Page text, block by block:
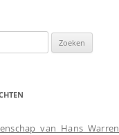
van Hans Warren